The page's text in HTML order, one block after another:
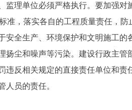
理单位必须严格执行。要加强对
准，落实各自的工程质量责任，
全生产、环境保护和文明施工
尘和噪声等污染。建设行政主管
反相关规定的直接责任单位和责
人员的责任。